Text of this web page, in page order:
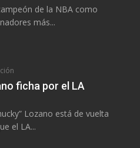
de la NBA como
más...
ficha por el LA
Lozano está de vuelta
el LA...